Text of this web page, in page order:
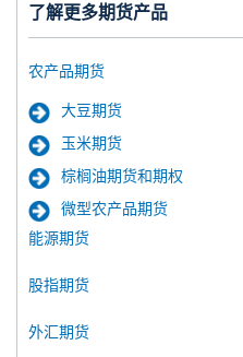
了解更多期货产品
农产品期货
大豆期货
玉米期货
棕榈油期货和期权
微型农产品期货
能源期货
股指期货
外汇期货